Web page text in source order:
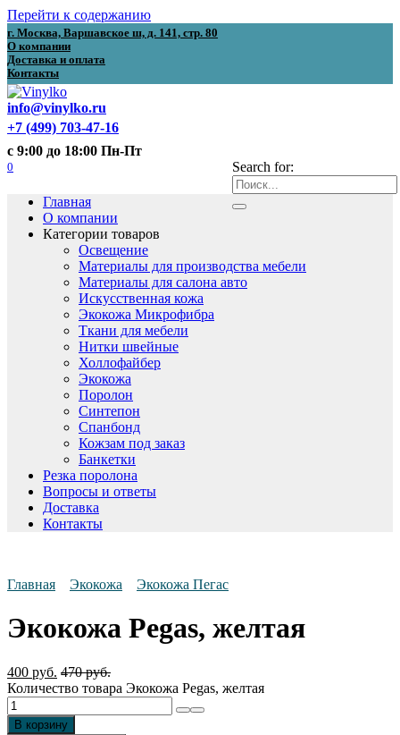
Перейти к содержанию
г. Москва, Варшавское ш, д. 141, стр. 80
О компании
Доставка и оплата
Контакты
info@vinylko.ru
+7 (499) 703-47-16
с 9:00 до 18:00 Пн-Пт
Search for:
0
Главная
О компании
Категории товаров
Освещение
Материалы для производства мебели
Материалы для салона авто
Искусственная кожа
Экокожа Микрофибра
Ткани для мебели
Нитки швейные
Холлофайбер
Экокожа
Поролон
Синтепон
Спанбонд
Кожзам под заказ
Банкетки
Резка поролона
Вопросы и ответы
Доставка
Контакты
Главная Экокожа Экокожа Пегас
Экокожа Pegas, желтая
400 руб. 470руб.
Количество товара Экокожа Pegas, желтая
В корзину